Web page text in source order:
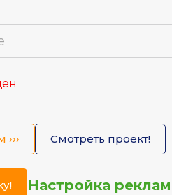
Смотреть проект!
Настройка